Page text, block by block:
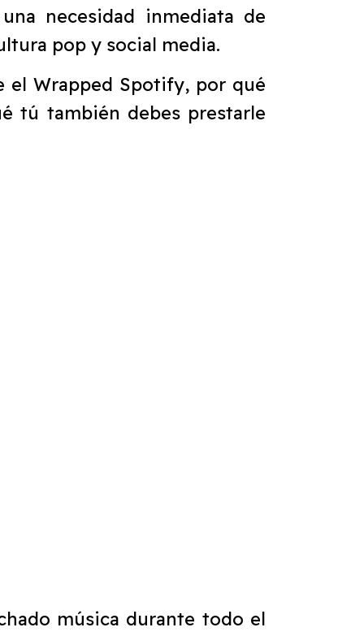
necesidad inmediata de
pop y social media.
el Wrapped Spotify, por qué
tú también debes prestarle
música durante todo el